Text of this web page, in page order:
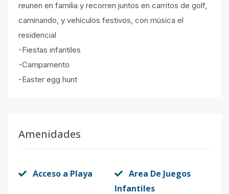
reunen en familia y recorren juntos en carritos de golf,
caminando, y vehículos festivos, con música el
residencial
-Fiestas infantiles
-Campamento
-Easter egg hunt
Amenidades
Acceso a Playa
Area De Juegos
Infantiles